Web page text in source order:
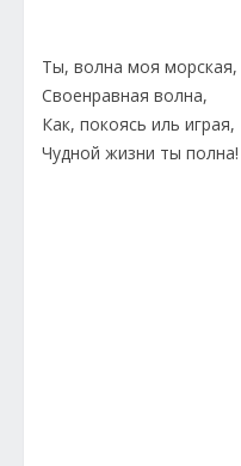
Ты, волна моя морская,
Своенравная волна,
Как, покоясь иль играя,
Чудной жизни ты полна!